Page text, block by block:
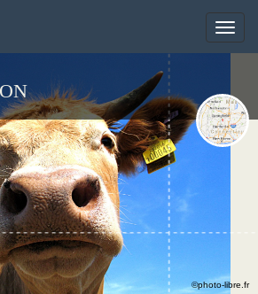
Toggle
©photo-libre.fr
Toggle